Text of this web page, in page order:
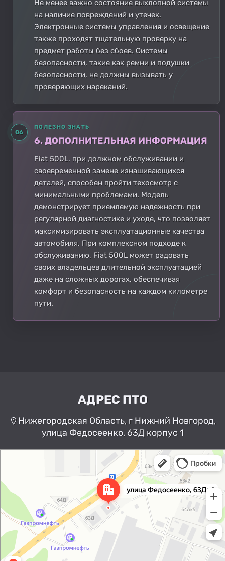
Не менее важно состояние выхлопной системы
на наличие повреждений и утечек.
Электронные системы управления и освещение
также проходят тщательную проверку на
предмет работы без сбоев. Системы
безопасности, такие как ремни и подушки
безопасности, не должны вызывать у
проверяющих нареканий.
06
ПОЛЕЗНО ЗНАТЬ
6. ДОПОЛНИТЕЛЬНАЯ ИНФОРМАЦИЯ
Fiat 500L, при должном обслуживании и
своевременной замене изнашивающихся
деталей, способен пройти техосмотр с
минимальными проблемами. Модель
демонстрирует приемлемую надежность при
регулярной диагностике и уходе, что позволяет
максимизировать эксплуатационные качества
автомобиля. При комплексном подходе к
обслуживанию, Fiat 500L может радовать
своих владельцев длительной эксплуатацией
даже на сложных дорогах, обеспечивая
комфорт и безопасность на каждом километре
пути.
АДРЕС ПТО
Нижегородская Область, г Нижний Новгород,
улица Федосеенко, 63Д корпус 1
Нижний Новгород
Улица Федосеенко, 63Дк1 —
Яндекс Карты